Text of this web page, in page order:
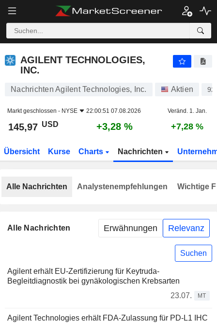
AGILENT TECHNOLOGIES,
INC.
Nachrichten Agilent Technologies, Inc. Aktien
Markt geschlossen - NYSE 22:00:51 07.08.2026 Veränd. 1. Jan.
145,97 USD +3,28 % +7,28 %
Übersicht Kurse Charts Nachrichten
Alle Nachrichten Erwähnungen Relevanz
Suchen
Agilent erhält EU-Zertifizierung für Keytruda-
Begleitdiagnostik bei gynäkologischen Krebsarten
23.07.
MT
Agilent Technologies erhält FDA-Zulassung für PD-L1 IHC
Alle Nachrichten Analystenempfehlungen Wichtige